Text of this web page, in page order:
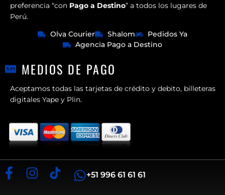
preferencia “con Pago a Destino” a todos los lugares de
Perú.
Olva Courier
Shalom
Pedidos Ya
Agencia Pago a Destino
MEDIOS DE PAGO
Aceptamos todas las tarjetas de crédito y debito, billeteras
digitales Yape y Plin.
+51 996 61 61 61